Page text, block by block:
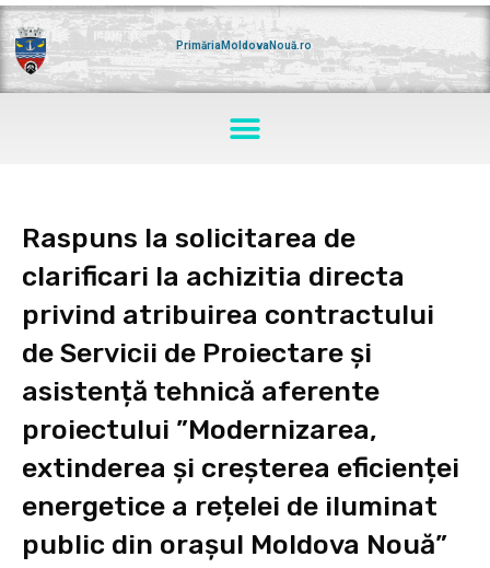
Skip
to
content
PrimăriaMoldovaNouă.ro
Menu
Raspuns la solicitarea de
clarificari la achizitia directa
privind atribuirea contractului
de Servicii de Proiectare și
asistență tehnică aferente
proiectului ”Modernizarea,
extinderea și creșterea eficienței
energetice a rețelei de iluminat
public din orașul Moldova Nouă”